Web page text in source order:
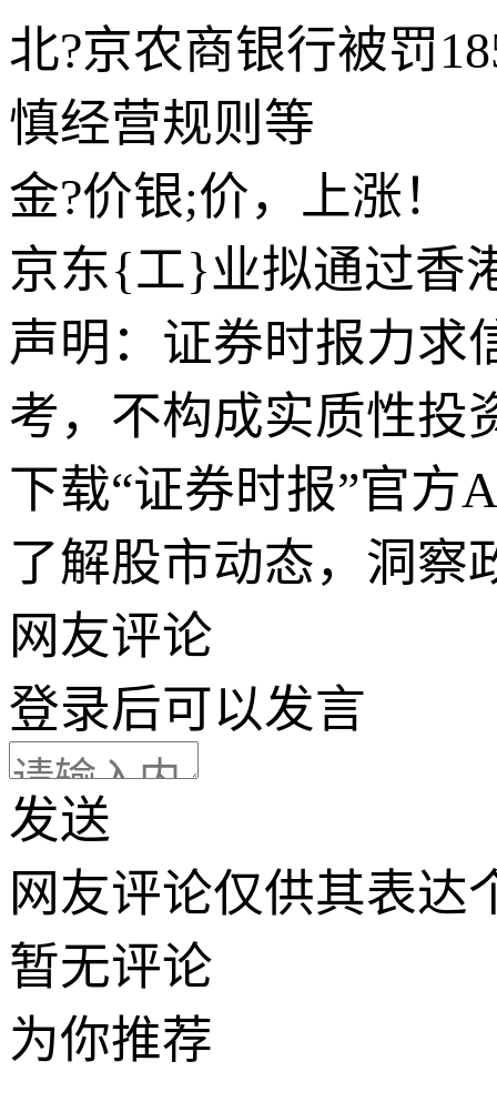
北?京农商银行被罚
慎经营规则等
金?价银;价，上涨！
京东{工}业拟通过香
声明：证券时报力求
考，不构成实质性投
下载“证券时报”官方
了解股市动态，洞察
网友评论
登录后可以发言
发送
网友评论仅供其表达
暂无评论
为你推荐